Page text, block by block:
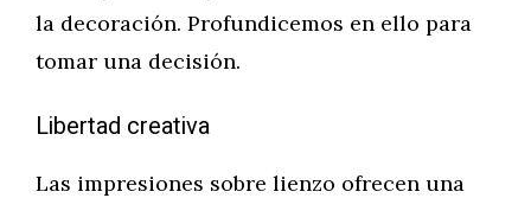
la decoración. Profundicemos en ello para
tomar una decisión.
Libertad creativa
Las impresiones sobre lienzo ofrecen una